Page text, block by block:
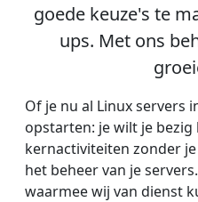
goede keuze's te
ups. Met ons
Of je nu al Linux servers
opstarten: je wilt je
kernactiviteiten zonder
het beheer van je
waarmee wij van dienst